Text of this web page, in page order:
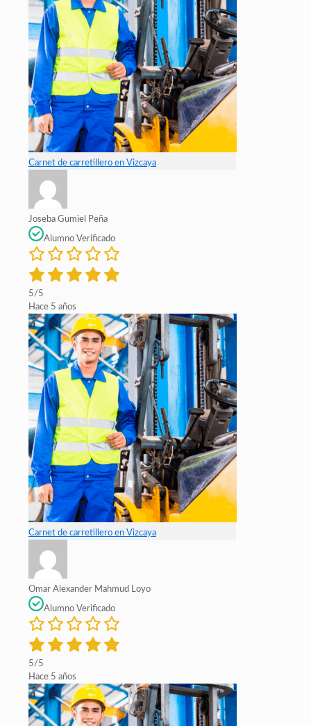
Carnet de carretillero en Vizcaya
Joseba Gumiel Peña
Alumno Verificado
5/5
Hace 5 años
Carnet de carretillero en Vizcaya
Omar Alexander Mahmud Loyo
Alumno Verificado
5/5
Hace 5 años